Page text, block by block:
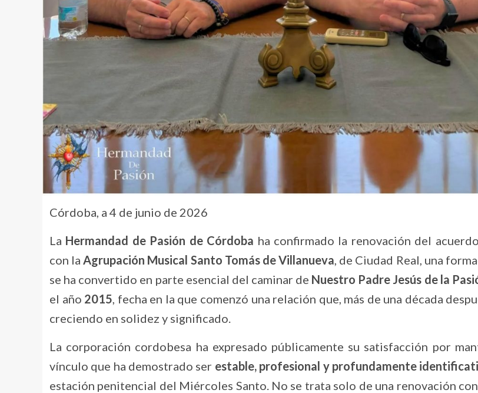
Córdoba, a 4 de junio de 2026
La Hermandad de Pasión de Córdoba ha confirmado la renovación del
con la Agrupación Musical Santo Tomás de Villanueva , de Ciudad Real, una
se ha convertido en parte esencial del caminar de Nuestro Padre Jesús de la
el año 2015 , fecha en la que comenzó una relación que, más de una década
creciendo en solidez y significado.
La corporación cordobesa ha expresado públicamente su satisfacción por
vínculo que ha demostrado ser estable, profesional y profundamente
estación penitencial del Miércoles Santo. No se trata solo de una renovación